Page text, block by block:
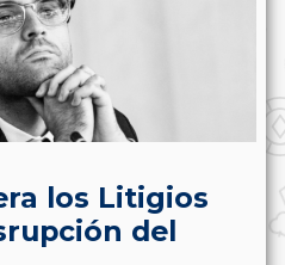
los Litigios
del